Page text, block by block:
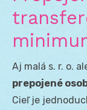
Aj malá s. r. o.
prepojené
Cieľ je